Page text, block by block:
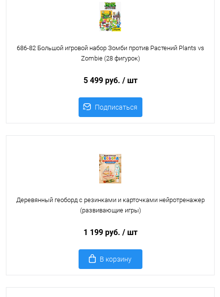
686-82 Большой игровой набор Зомби против Растений Plants vs
Zombie (28 фигурок)
5 499 руб. / шт
Подписаться
Деревянный геоборд с резинками и карточками нейротренажер
(развивающие игры)
1 199 руб. / шт
В корзину